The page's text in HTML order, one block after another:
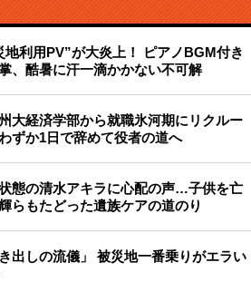
地利用PV”が大炎上！ ピアノBGM付き
、酷暑に汗一滴かかない不可解
大経済学部から就職氷河期にリクルー
ずか1日で辞めて役者の道へ
態の清水アキラに心配の声…子供を亡
らもたどった遺族ケアの道のり
出しの流儀」 被災地一番乗りがエラい